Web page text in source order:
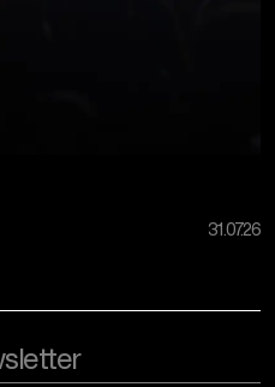
31.07.26